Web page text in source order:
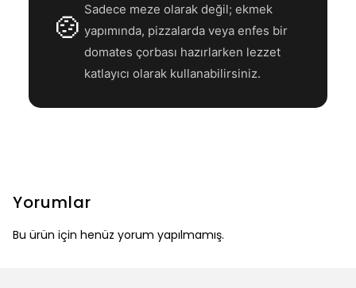
🍲 Sadece meze olarak değil; ekmek
yapımında, pizzalarda veya enfes bir
domates çorbası hazırlarken lezzet
katlayıcı olarak kullanabilirsiniz.
Yorumlar
Bu ürün için henüz yorum yapılmamış.